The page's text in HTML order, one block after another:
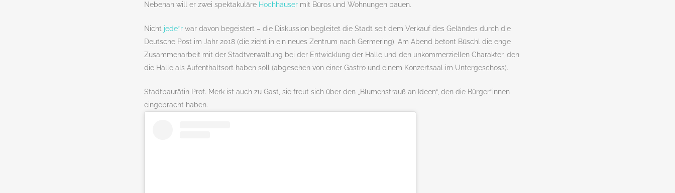
Nebenan will er zwei spektakuläre Hochhäuser mit Büros und Wohnungen bauen.
Nicht jede*r war davon begeistert – die Diskussion begleitet die Stadt seit dem Verkauf des Geländes durch die
Deutsche Post im Jahr 2018 (die zieht in ein neues Zentrum nach Germering). Am Abend betont Büschl die enge
Zusammenarbeit mit der Stadtverwaltung bei der Entwicklung der Halle und den unkommerziellen Charakter, den
die Halle als Aufenthaltsort haben soll (abgesehen von einer Gastro und einem Konzertsaal im Untergeschoss).
Stadtbaurätin Prof. Merk ist auch zu Gast, sie freut sich über den „Blumenstrauß an Ideen“, den die Bürger*innen
eingebracht haben.